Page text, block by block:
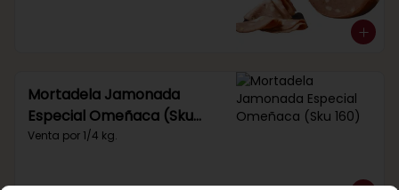
Mortadela Jamonada
Especial Omeñaca (Sku
160)
Venta por 1/4 kg.